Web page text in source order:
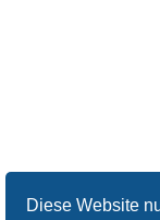
Diese Website